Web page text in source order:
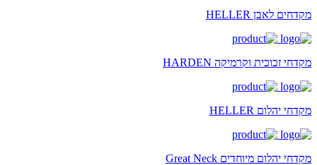
מקדחים לאבן HELLER
מקדחי זכוכית וקרמיקה HARDEN
מקדחי יהלום HELLER
מקדחי יהלום מיוחדים Great Neck